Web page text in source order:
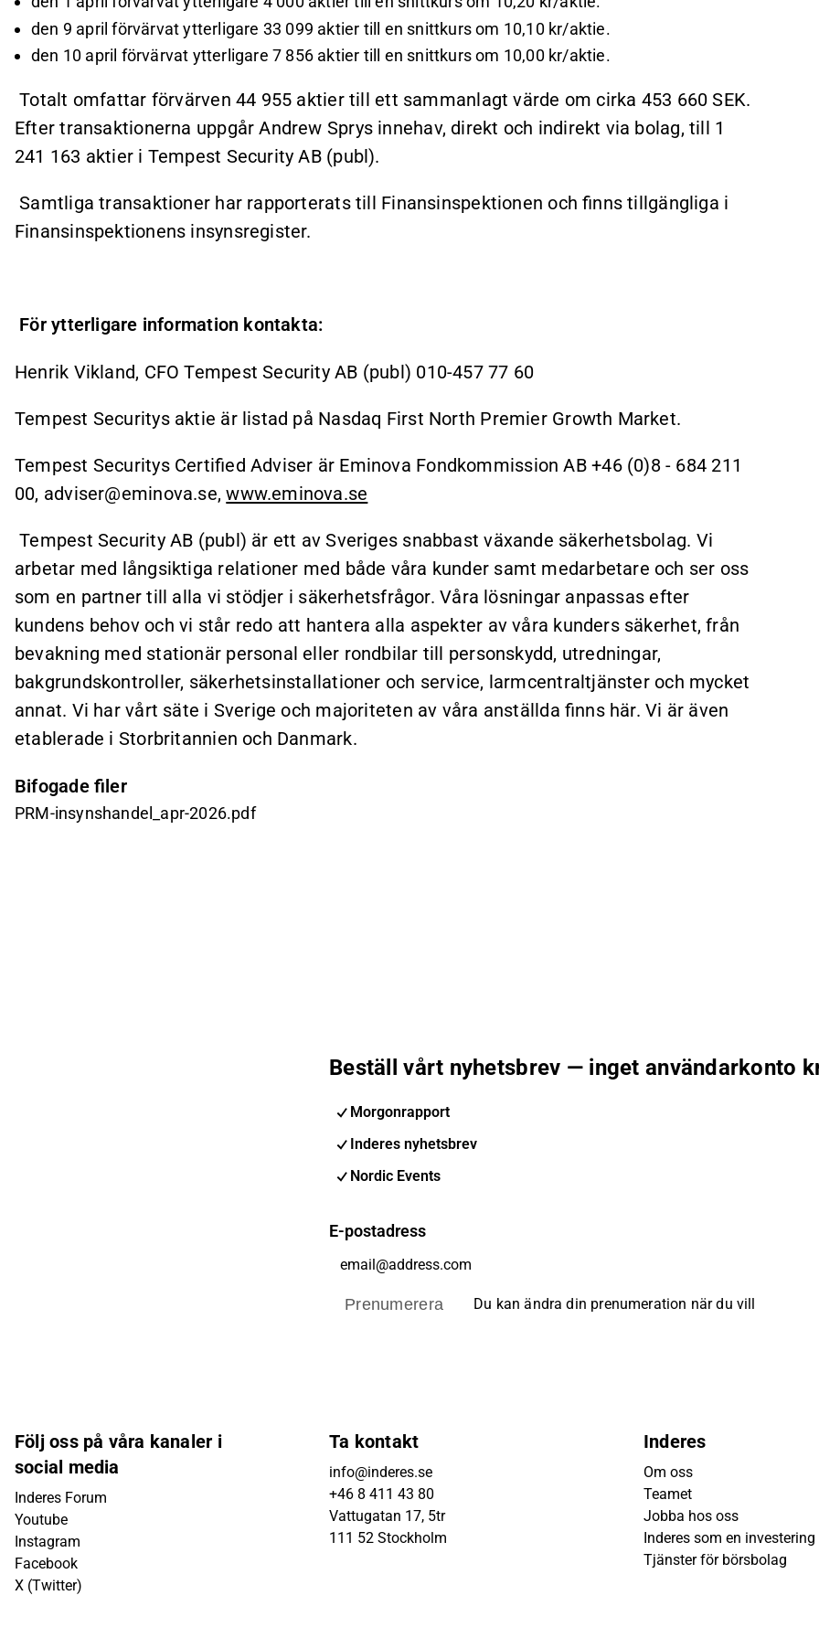
den 9 april förvärvat ytterligare 33 099 aktier till en snittkurs om 10,10 kr/aktie.
den 10 april förvärvat ytterligare 7 856 aktier till en snittkurs om 10,00 kr/aktie.
Totalt omfattar förvärven 44 955 aktier till ett sammanlagt värde om cirka 453 660 SEK.
Efter transaktionerna uppgår Andrew Sprys innehav, direkt och indirekt via bolag, till 1
241 163 aktier i Tempest Security AB (publ).
Samtliga transaktioner har rapporterats till Finansinspektionen och finns tillgängliga i
Finansinspektionens insynsregister.
För ytterligare information kontakta:
Henrik Vikland, CFO Tempest Security AB (publ) 010-457 77 60
Tempest Securitys aktie är listad på Nasdaq First North Premier Growth Market.
Tempest Securitys Certified Adviser är Eminova Fondkommission AB +46 (0)8 - 684 211
00, adviser@eminova.se,www.eminova.se
Tempest Security AB (publ) är ett av Sveriges snabbast växande säkerhetsbolag. Vi
arbetar med långsiktiga relationer med både våra kunder samt medarbetare och ser oss
som en partner till alla vi stödjer i säkerhetsfrågor. Våra lösningar anpassas efter
kundens behov och vi står redo att hantera alla aspekter av våra kunders säkerhet, från
bevakning med stationär personal eller rondbilar till personskydd, utredningar,
bakgrundskontroller, säkerhetsinstallationer och service, larmcentraltjänster och mycket
annat. Vi har vårt säte i Sverige och majoriteten av våra anställda finns här. Vi är även
etablerade i Storbritannien och Danmark.
Bifogade filer
PRM-insynshandel_apr-2026.pdf
Beställ vårt nyhetsbrev — inget användarkonto
Morgonrapport
Inderes nyhetsbrev
Nordic Events
E-postadress
Prenumerera Du kan ändra din prenumeration när du vill
Följ oss på våra kanaler i
social media
Inderes Forum
Youtube
Instagram
Facebook
X (Twitter)
Ta kontakt
info@inderes.se
+46 8 411 43 80
Vattugatan 17, 5tr
111 52 Stockholm
Inderes
Om oss
Teamet
Jobba hos oss
Inderes som en investering
Tjänster för börsbolag